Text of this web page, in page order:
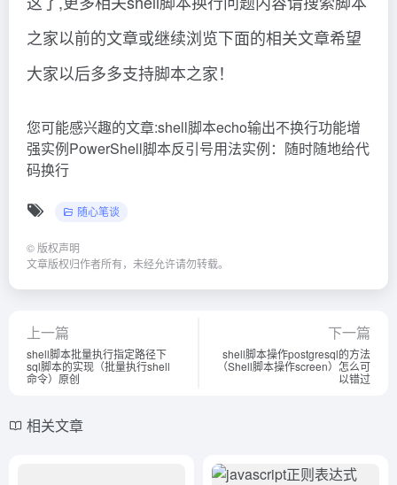
之家以前的文章或继续浏览下面的相关文章希望
大家以后多多支持脚本之家！
您可能感兴趣的文章:shell脚本echo输出不换行功能增
强实例PowerShell脚本反引号用法实例：随时随地给代
码换行
随心笔谈
© 版权声明
文章版权归作者所有，未经允许请勿转载。
上一篇
shell脚本批量执行指定路径下
sql脚本的实现（批量执行shell
命令）原创
下一篇
shell脚本操作postgresql的方法
（Shell脚本操作screen）怎么可
以错过
相关文章